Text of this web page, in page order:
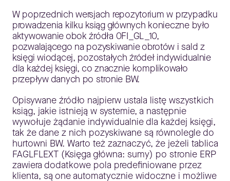
W poprzednich wersjach repozytorium w przypadku
prowadzenia kilku ksiąg głównych konieczne było
aktywowanie obok źródła 0FI_GL_10,
pozwalającego na pozyskiwanie obrotów i sald z
księgi wiodącej, pozostałych źródeł indywidualnie
dla każdej księgi, co znacznie komplikowało
przepływ danych po stronie BW.
Opisywane źródło najpierw ustala listę wszystkich
ksiąg, jakie istnieją w systemie, a następnie
wywołuje żądanie indywidualnie dla każdej księgi,
tak że dane z nich pozyskiwane są równolegle do
hurtowni BW. Warto też zaznaczyć, że jeżeli tablica
FAGLFLEXT (Księga główna: sumy) po stronie ERP
zawiera dodatkowe pola predefiniowane przez
klienta, są one automatycznie widoczne i możliwe